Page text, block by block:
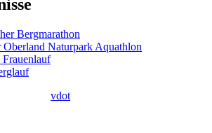
Bergmarathon
Oberland Naturpark Aquathlon